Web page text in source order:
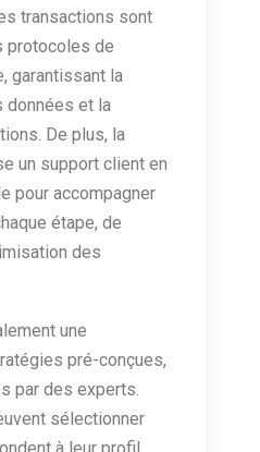
transactions sont
protocoles de
garantissant la
données et la
De plus, la
un support client en
pour accompagner
étape, de
des
une
pré-conçues,
par des experts.
sélectionner